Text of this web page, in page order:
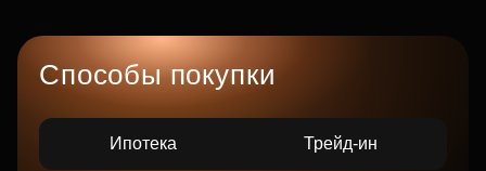
Способы покупки
Ипотека Трейд-ин